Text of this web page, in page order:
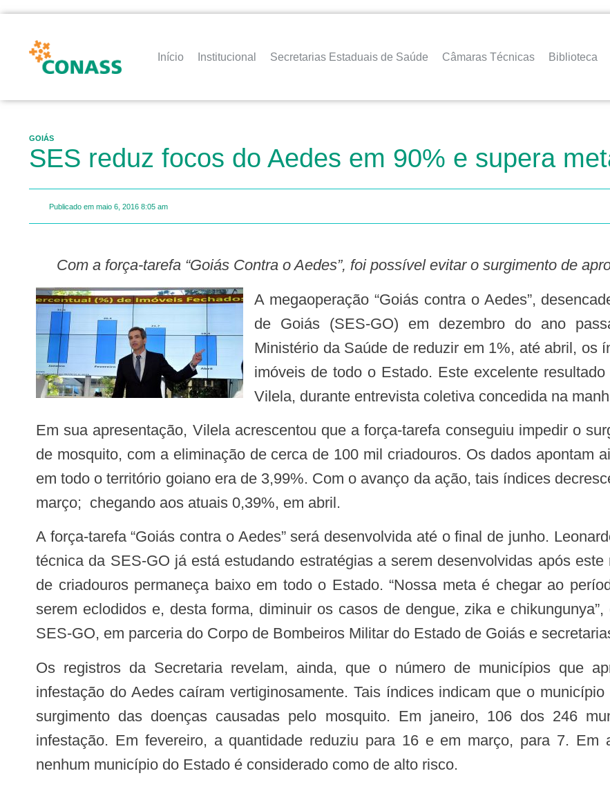
Início Institucional Secretarias Estaduais de Saúde Câmaras Técnicas Biblioteca
GOIÁS
SES reduz focos do Aedes em 90% e supera
Publicado em maio 6, 2016 8:05 am
Com a força-tarefa “Goiás Contra o Aedes”, foi possível evitar o surgimento de
A megaoperação “Goiás contra o Aedes”,
de Goiás (SES-GO) em dezembro do ano
Ministério da Saúde de reduzir em 1%, até abril, os
imóveis de todo o Estado. Este excelente
Vilela, durante entrevista coletiva concedida na
Em sua apresentação, Vilela acrescentou que a força-tarefa conseguiu impedir o surgimento de aproximadamente 100 milhões
de mosquito, com a eliminação de cerca de 100 mil criadouros. Os dados apontam
em todo o território goiano era de 3,99%. Com o avanço da ação, tais índices
março; chegando aos atuais 0,39%, em abril.
A força-tarefa “Goiás contra o Aedes” será desenvolvida até o final de junho. Leonardo Vilela adiantou, entretanto, que a equipe
técnica da SES-GO já está estudando estratégias a serem desenvolvidas após
de criadouros permaneça baixo em todo o Estado. “Nossa meta é chegar ao
serem eclodidos e, desta forma, diminuir os casos de dengue, zika e
SES-GO, em parceria do Corpo de Bombeiros Militar do Estado de Goiás e
Os registros da Secretaria revelam, ainda, que o número de municípios que apresentavam índices superiores a 4% de
infestação do Aedes caíram vertiginosamente. Tais índices indicam que o
surgimento das doenças causadas pelo mosquito. Em janeiro, 106 dos 246
infestação. Em fevereiro, a quantidade reduziu para 16 e em março, para 7. Em
nenhum município do Estado é considerado como de alto risco.